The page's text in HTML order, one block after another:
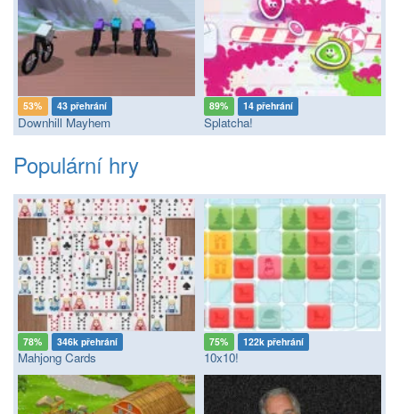
53% 43 přehrání
Downhill Mayhem
89% 14 přehrání
Splatcha!
Populární hry
78% 346k přehrání
Mahjong Cards
75% 122k přehrání
10x10!